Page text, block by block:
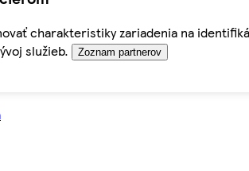
charakteristiky zariadenia na
služieb.
Zoznam partnerov